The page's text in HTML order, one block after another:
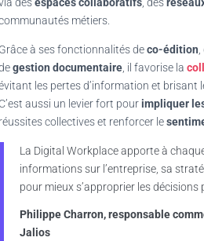
métiers.
à ses fonctionnalités deco-édition
gestion documentaire , il favorise la
les pertes d’information et brisant
aussi un levier fort pourimpliquer
collectives et renforcer le
La Digital Workplace apporte à
informations sur l’entreprise, sa
pour mieux s’approprier les décisions
Philippe Charron, responsable
Jalios